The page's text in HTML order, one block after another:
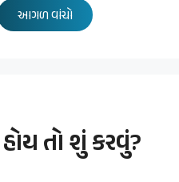
આગળ વાંચો
તો શું કરવું?